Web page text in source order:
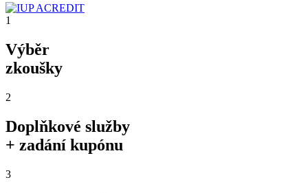
1
Výběr
zkoušky
2
Doplňkové služby
+ zadání kupónu
3